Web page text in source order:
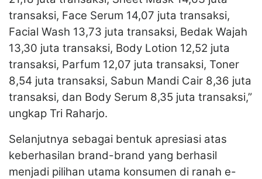
transaksi, Face Serum 14,07 juta transaksi,
Facial Wash 13,73 juta transaksi, Bedak Wajah
13,30 juta transaksi, Body Lotion 12,52 juta
transaksi, Parfum 12,07 juta transaksi, Toner
8,54 juta transaksi, Sabun Mandi Cair 8,36 juta
transaksi, dan Body Serum 8,35 juta transaksi,”
ungkap Tri Raharjo.
Selanjutnya sebagai bentuk apresiasi atas
keberhasilan brand-brand yang berhasil
menjadi pilihan utama konsumen di ranah e-